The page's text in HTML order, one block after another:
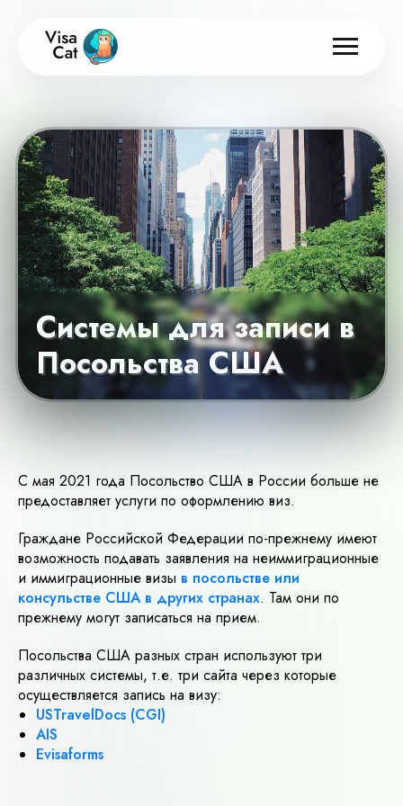
Системы для записи в
Посольства США
С мая 2021 года Посольство США в России больше не
предоставляет услуги по оформлению виз.
Граждане Российской Федерации по-прежнему имеют
возможность подавать заявления на неиммиграционные
и иммиграционные визы в посольстве или
консульстве США в других странах. Там они по
прежнему могут записаться на прием.
Посольства США разных стран используют три
различных системы, т.е. три сайта через которые
осуществляется запись на визу:
USTravelDocs (CGI)
AIS
Evisaforms